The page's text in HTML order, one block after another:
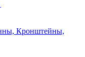
Кронштейны,